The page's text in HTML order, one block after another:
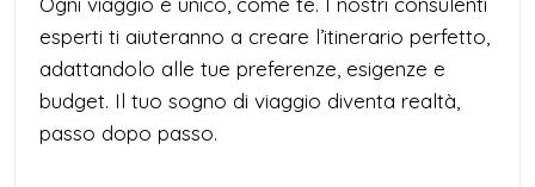
esperti ti aiuteranno a creare l’itinerario perfetto,
adattandolo alle tue preferenze, esigenze e
budget. Il tuo sogno di viaggio diventa realtà,
passo dopo passo.